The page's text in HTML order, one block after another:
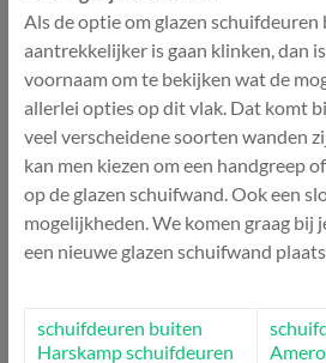
Als de optie om glazen
aantrekkelijker is gaan klinken, dan
voornaam om te bekijken wat de
allerlei opties op dit vlak. Dat komt
veel verscheidene soorten wanden
kan men kiezen om een handgreep
op de glazen schuifwand. Ook een
mogelijkheden. We komen graag bij
een nieuwe glazen schuifwand
schuifdeuren buiten
Harskampschuifdeuren